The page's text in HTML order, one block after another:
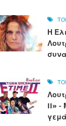
Η
II» -